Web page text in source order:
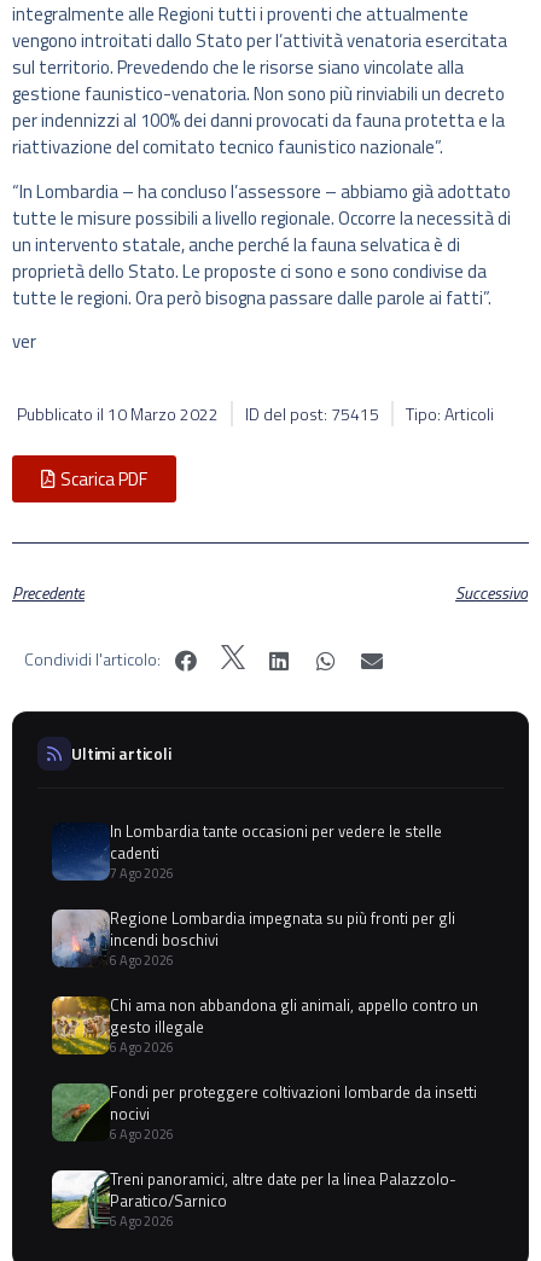
integralmente alle Regioni tutti i proventi che attualmente
vengono introitati dallo Stato per l’attività venatoria esercitata
sul territorio. Prevedendo che le risorse siano vincolate alla
gestione faunistico-venatoria. Non sono più rinviabili un decreto
per indennizzi al 100% dei danni provocati da fauna protetta e la
riattivazione del comitato tecnico faunistico nazionale”.
“In Lombardia – ha concluso l’assessore – abbiamo già adottato
tutte le misure possibili a livello regionale. Occorre la necessità di
un intervento statale, anche perché la fauna selvatica è di
proprietà dello Stato. Le proposte ci sono e sono condivise da
tutte le regioni. Ora però bisogna passare dalle parole ai fatti”.
ver
Pubblicato il 10 Marzo 2022 ID del post: 75415 Tipo: Articoli
Scarica PDF
Precedente Successivo
Condividi l'articolo:
Ultimi articoli
In Lombardia tante occasioni per vedere le stelle
cadenti
7 Ago 2026
Regione Lombardia impegnata su più fronti per gli
incendi boschivi
6 Ago 2026
Chi ama non abbandona gli animali, appello contro un
gesto illegale
6 Ago 2026
Fondi per proteggere coltivazioni lombarde da insetti
nocivi
6 Ago 2026
Treni panoramici, altre date per la linea Palazzolo-
Paratico/Sarnico
6 Ago 2026